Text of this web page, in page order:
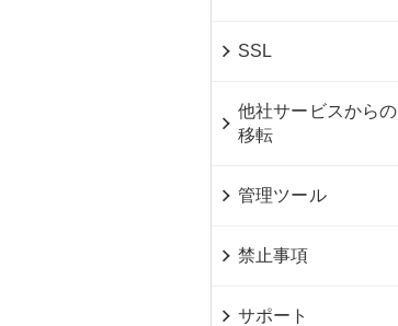
SSL
他社サービスからの
移転
管理ツール
禁止事項
サポート